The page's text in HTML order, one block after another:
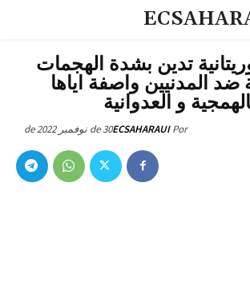
تدين بشدة الهجمات
ضد المدنيين واصفة اياها
و العدوانية
Por
ECSAHARAUI30 de نوفمبر de 2022